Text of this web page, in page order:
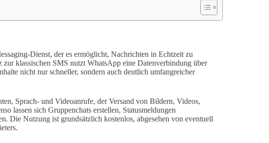
Dienst, der es ermöglicht, Nachrichten in Echtzeit zu
zur klassischen SMS nutzt WhatsApp eine Datenverbindung über
nicht nur schneller, sondern auch deutlich umfangreicher
Sprach- und Videoanrufe, der Versand von Bildern, Videos,
lassen sich Gruppenchats erstellen, Statusmeldungen
Die Nutzung ist grundsätzlich kostenlos, abgesehen von eventuell